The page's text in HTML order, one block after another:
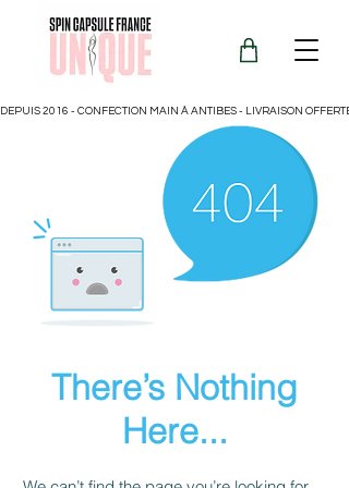
DEPUIS 2016 - CONFECTION MAIN À ANTIBES - LIVRAISON
There’s Nothing
Here...